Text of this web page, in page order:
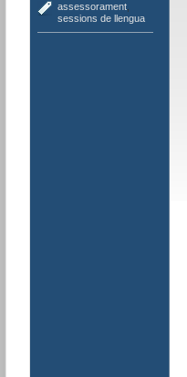
assessorament,
sessions de llengua